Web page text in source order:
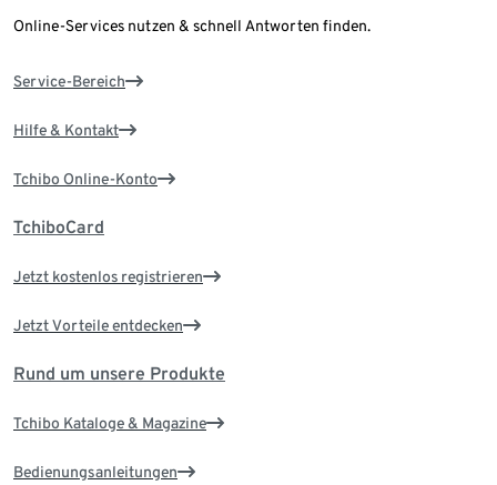
Online-Services nutzen & schnell Antworten finden.
Service-Bereich
Hilfe & Kontakt
Tchibo Online-Konto
TchiboCard
Jetzt kostenlos registrieren
Jetzt Vorteile entdecken
Rund um unsere Produkte
Tchibo Kataloge & Magazine
Bedienungsanleitungen